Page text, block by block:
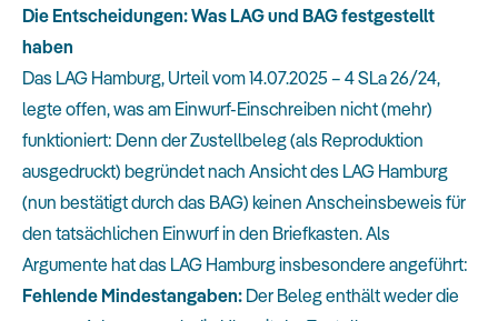
Die Entscheidungen: Was LAG und BAG festgestellt
haben
Das LAG Hamburg, Urteil vom 14.07.2025 – 4 SLa 26/24,
legte offen, was am Einwurf-Einschreiben nicht (mehr)
funktioniert: Denn der Zustellbeleg (als Reproduktion
ausgedruckt) begründet nach Ansicht des LAG Hamburg
(nun bestätigt durch das BAG) keinen Anscheinsbeweis für
den tatsächlichen Einwurf in den Briefkasten. Als
Argumente hat das LAG Hamburg insbesondere angeführt:
Fehlende Mindestangaben: Der Beleg enthält weder die